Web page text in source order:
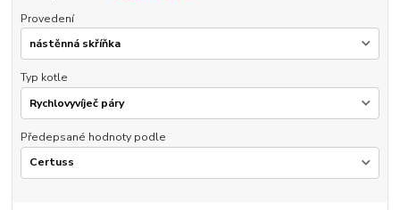
Provedení
Typ kotle
Předepsané hodnoty podle